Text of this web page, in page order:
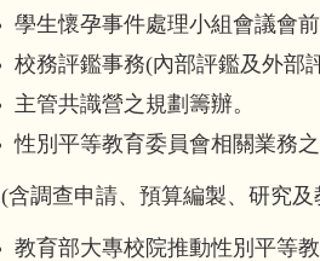
學生懷孕事件處理小組會議會
校務評鑑事務(內部評鑑及外部
主管共識營之規劃籌辦。
性別平等教育委員會相關業務之
(含調查申請、預算編製、研究
教育部大專校院推動性別平等